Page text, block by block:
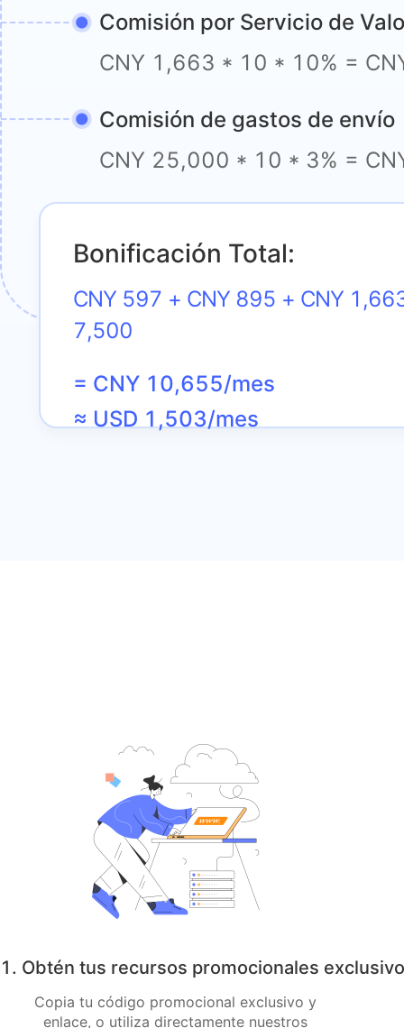
Comisión por Servicio de
CNY 1,663 * 10 * 10% =
Comisión de gastos de envío
CNY 25,000 * 10 * 3% =
Bonificación Total:
CNY 597 + CNY 895 + CNY
7,500
= CNY 10,655/mes
≈ USD 1,503/mes
1. Obtén tus recursos promocionales
Copia tu código promocional exclusivo y
enlace, o utiliza directamente nuestros